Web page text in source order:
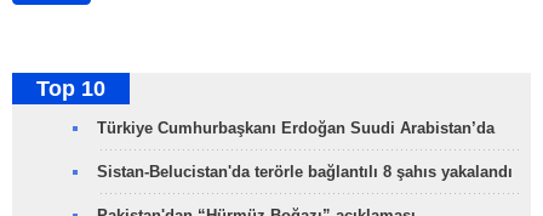
Top 10
Türkiye Cumhurbaşkanı Erdoğan Suudi Arabistan’da
Sistan-Belucistan'da terörle bağlantılı 8 şahıs yakalandı